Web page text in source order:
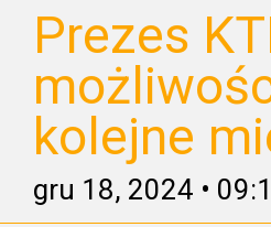
Prezes
kolejne
gru 18, 2024 •